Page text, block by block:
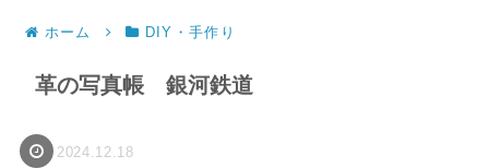
ホーム DIY・手作り
革の写真帳 銀河鉄道
2024.12.18